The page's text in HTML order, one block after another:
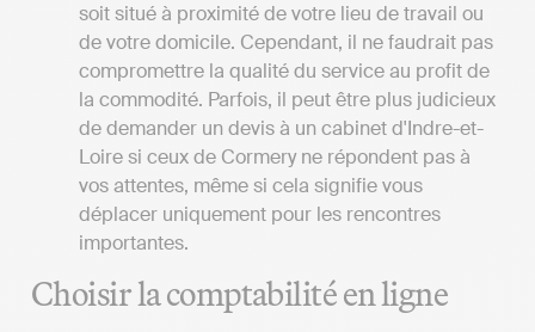
soit situé à proximité de votre lieu de travail ou
de votre domicile. Cependant, il ne faudrait pas
compromettre la qualité du service au profit de
la commodité. Parfois, il peut être plus judicieux
de demander un devis à un cabinet d'Indre-et-
Loire si ceux de Cormery ne répondent pas à
vos attentes, même si cela signifie vous
déplacer uniquement pour les rencontres
importantes.
Choisir la comptabilité en ligne